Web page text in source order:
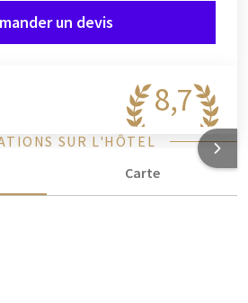
un devis
8,7
SUR L'HÔTEL
Carte